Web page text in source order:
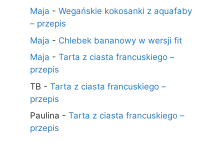
Maja - Wegańskie kokosanki z aquafaby
– przepis
Maja - Chlebek bananowy w wersji fit
Maja - Tarta z ciasta francuskiego –
przepis
TB - Tarta z ciasta francuskiego –
przepis
Paulina - Tarta z ciasta francuskiego –
przepis